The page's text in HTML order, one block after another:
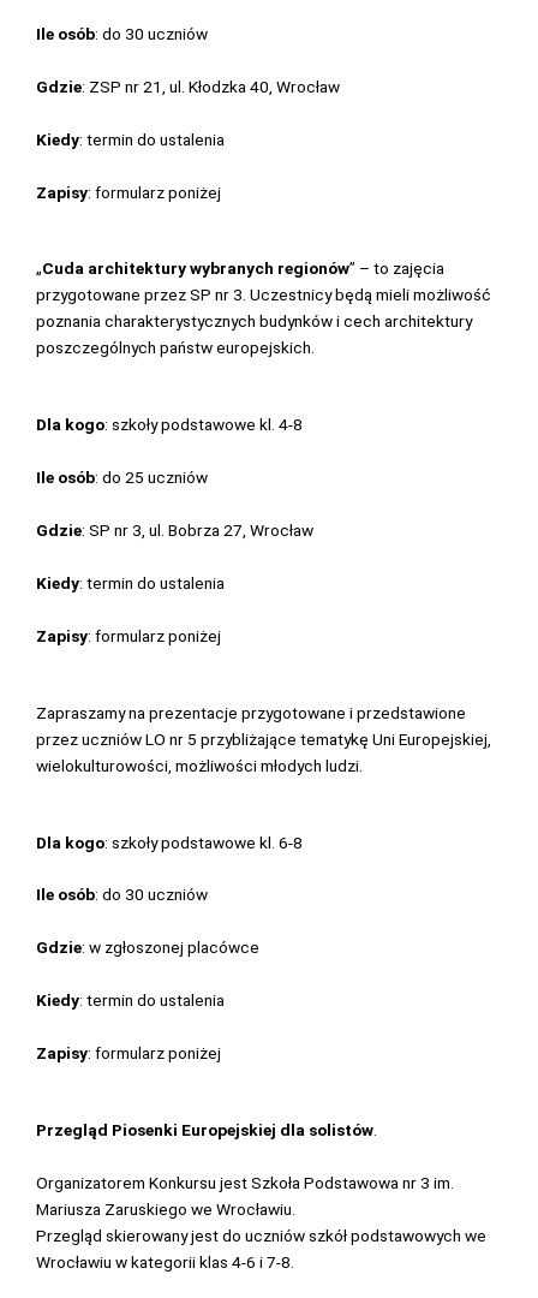
Ile osób: do 30 uczniów
Gdzie: ZSP nr 21, ul. Kłodzka 40, Wrocław
Kiedy: termin do ustalenia
Zapisy: formularz poniżej
„Cuda architektury wybranych regionów” – to zajęcia
przygotowane przez SP nr 3. Uczestnicy będą mieli możliwość
poznania charakterystycznych budynków i cech architektury
poszczególnych państw europejskich.
Dla kogo: szkoły podstawowe kl. 4-8
Ile osób: do 25 uczniów
Gdzie: SP nr 3, ul. Bobrza 27 , Wrocław
Kiedy: termin do ustalenia
Zapisy: formularz poniżej
Zapraszamy na prezentacje przygotowane i przedstawione
przez uczniów LO nr 5 przybliżające tematykę Uni Europejskiej,
wielokulturowości, możliwości młodych ludzi.
Dla kogo: szkoły podstawowe kl. 6-8
Ile osób: do 30 uczniów
Gdzie: w zgłoszonej placówce
Kiedy: termin do ustalenia
Zapisy: formularz poniżej
Przegląd Piosenki Europejskiej dla solistów
Organizatorem Konkursu jest Szkoła Podstawowa nr 3 im.
Mariusza Zaruskiego we Wrocławiu.
Przegląd skierowany jest do uczniów szkół podstawowych we
Wrocławiu w kategorii klas 4-6 i 7-8.